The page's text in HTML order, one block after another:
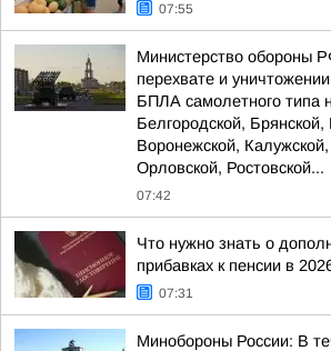
07:55
Министерство обороны
перехвате и
БПЛА самолетного типа
Белгородской,
Воронежской,
Орловской, Ростовской...
07:42
Что нужно знать о
прибавках к пенсии в
07:31
Минобороны России: В